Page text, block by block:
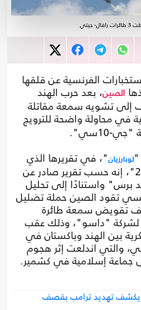
جيتي
الفرنسية عن قلقها
الصين، بعد حرب الهند
إلى تشويه سمعة مقاتلة
في محاولة واضحة للترويج
10سي".
لوبارزيان"، في تقريرها الذي
ترجمته "عربي21"، إنه حسب تقرير صادر عن
برس" واستنادًا إلى تحليل
تقود الصين حملة تضليل
تقويض سمعة طائرة
لشركة "داسو"، وذلك عقب
بين الهند وباكستان في
والتي اندلعت إثر هجوم
إسلامية في كشمير.
تهديد ترامب بقصف